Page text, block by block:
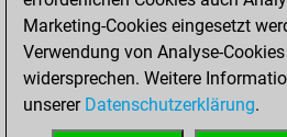
BeautyScore
You
new Elo of
You
Marketing-Cookies eingesetzt
Verwendung von Analyse-
widersprechen. Weitere
unserer Datenschutzerklärung.